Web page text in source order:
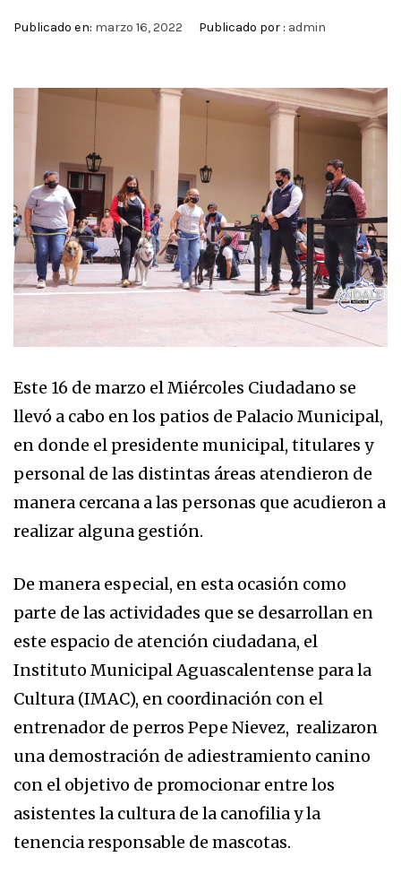
Publicado en: marzo 16, 2022 Publicado por : admin
Este 16 de marzo el Miércoles Ciudadano se
llevó a cabo en los patios de Palacio Municipal,
en donde el presidente municipal, titulares y
personal de las distintas áreas atendieron de
manera cercana a las personas que acudieron a
realizar alguna gestión.
De manera especial, en esta ocasión como
parte de las actividades que se desarrollan en
este espacio de atención ciudadana, el
Instituto Municipal Aguascalentense para la
Cultura (IMAC), en coordinación con el
entrenador de perros Pepe Nievez, realizaron
una demostración de adiestramiento canino
con el objetivo de promocionar entre los
asistentes la cultura de la canofilia y la
tenencia responsable de mascotas.